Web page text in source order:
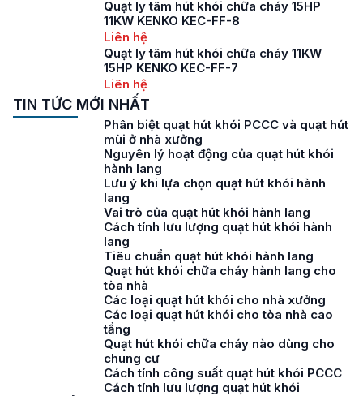
Quạt ly tâm hút khói chữa cháy 15HP
11KW KENKO KEC-FF-8
Liên hệ
Quạt ly tâm hút khói chữa cháy 11KW
15HP KENKO KEC-FF-7
Liên hệ
TIN TỨC MỚI NHẤT
Phân biệt quạt hút khói PCCC và quạt hút
mùi ở nhà xưởng
Nguyên lý hoạt động của quạt hút khói
hành lang
Lưu ý khi lựa chọn quạt hút khói hành
lang
Vai trò của quạt hút khói hành lang
Cách tính lưu lượng quạt hút khói hành
lang
Tiêu chuẩn quạt hút khói hành lang
Quạt hút khói chữa cháy hành lang cho
tòa nhà
Các loại quạt hút khói cho nhà xưởng
Các loại quạt hút khói cho tòa nhà cao
tầng
Quạt hút khói chữa cháy nào dùng cho
chung cư
Cách tính công suất quạt hút khói PCCC
Cách tính lưu lượng quạt hút khói